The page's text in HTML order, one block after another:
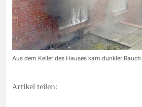
Aus dem Keller des Hauses kam dunkler
Artikel teilen: